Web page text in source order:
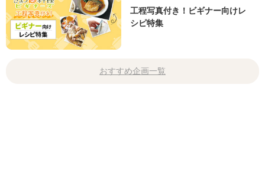
工程写真付き！ビギナー向けレ
シピ特集
おすすめ企画一覧